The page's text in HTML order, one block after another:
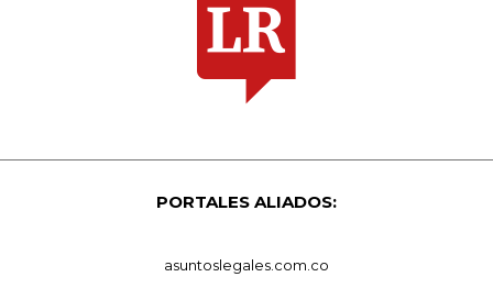
PORTALES ALIADOS:
asuntoslegales.com.co